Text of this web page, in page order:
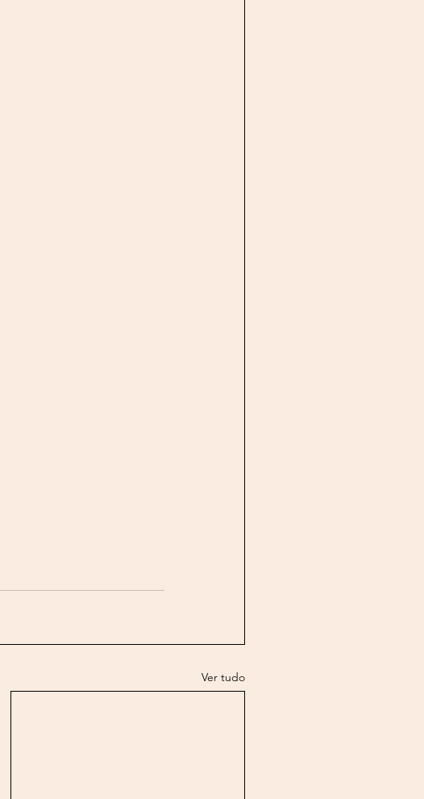
Ver tudo